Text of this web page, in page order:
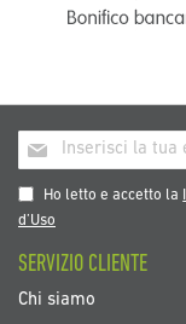
Iscriviti
alla
nostra
Newsletter:
Ho letto e accetto la
d’Uso
SERVIZIO CLIENTE
Chi siamo